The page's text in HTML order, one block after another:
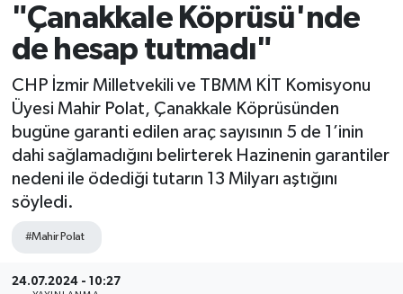
"Çanakkale Köprüsü'nde
de hesap tutmadı"
CHP İzmir Milletvekili ve TBMM KİT Komisyonu
Üyesi Mahir Polat, Çanakkale Köprüsünden
bugüne garanti edilen araç sayısının 5 de 1’inin
dahi sağlamadığını belirterek Hazinenin garantiler
nedeni ile ödediği tutarın 13 Milyarı aştığını
söyledi.
#Mahir Polat
24.07.2024 - 10:27
Son Dakika Haberleri
Haber Arşivi